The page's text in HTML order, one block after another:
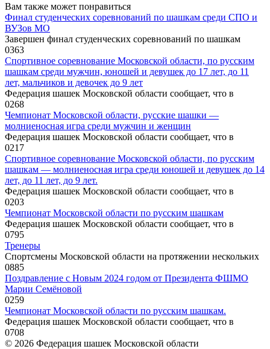
Вам также может понравиться
Финал студенческих соревнований по шашкам среди СПО и
ВУЗов МО
Завершен финал студенческих соревнований по шашкам
0363
Спортивное соревнование Московской области, по русским
шашкам среди мужчин, юношей и девушек до 17 лет, до 11
лет, мальчиков и девочек до 9 лет
Федерация шашек Московской области сообщает, что в
0268
Чемпионат Московской области, русские шашки —
молниеносная игра среди мужчин и женщин
Федерация шашек Московской области сообщает, что в
0217
Спортивное соревнование Московской области, по русским
шашкам — молниеносная игра среди юношей и девушек до 14
лет, до 11 лет, до 9 лет.
Федерация шашек Московской области сообщает, что в
0203
Чемпионат Московской области по русским шашкам
Федерация шашек Московской области сообщает, что в
0795
Тренеры
Спортсмены Московской области на протяжении нескольких
0885
Поздравление с Новым 2024 годом от Президента ФШМО
Марии Семёновой
0259
Чемпионат Московской области по русским шашкам.
Федерация шашек Московской области сообщает, что в
0708
© 2026 Федерация шашек Московской области